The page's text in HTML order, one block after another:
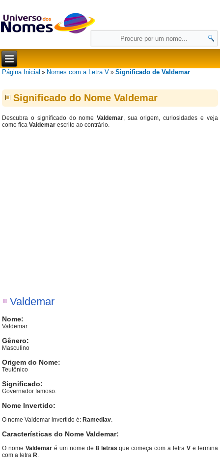
Página Inicial » Nomes com a Letra V »Significado de Valdemar
Significado do Nome Valdemar
Descubra o significado do nome Valdemar, sua origem, curiosidades e veja
como ficaValdemar escrito ao contrário.
Valdemar
Nome:
Valdemar
Gênero:
Masculino
Origem do Nome:
Teutônico
Significado:
Governador famoso.
Nome Invertido:
O nome Valdemar invertido é: Ramedlav.
Características do Nome Valdemar:
O nomeValdemar é um nome de 8 letras que começa com a letra Ve termina
com a letra R.